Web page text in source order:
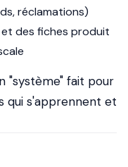
réclamations)
des fiches produit
"système" fait pour
qui s'apprennent et